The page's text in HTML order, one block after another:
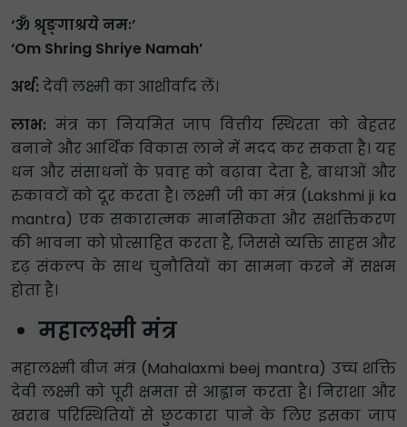
‘ॐ श्रृङ्गाश्रये नमः’
‘Om Shring Shriye Namah’
अर्थ: देवी लक्ष्मी का आशीर्वाद लें।
लाभ: मंत्र का नियमित जाप वित्तीय स्थिरता को बेहतर
बनाने और आर्थिक विकास लाने में मदद कर सकता है। यह
धन और संसाधनों के प्रवाह को बढ़ावा देता है, बाधाओं और
रुकावटों को दूर करता है। लक्ष्मी जी का मंत्र (Lakshmi ji ka
mantra) एक सकारात्मक मानसिकता और सशक्तिकरण
की भावना को प्रोत्साहित करता है, जिससे व्यक्ति साहस और
दृढ़ संकल्प के साथ चुनौतियों का सामना करने में सक्षम
होता है।
महालक्ष्मी मंत्र
महालक्ष्मी बीज मंत्र (Mahalaxmi beej mantra) उच्च शक्ति
देवी लक्ष्मी को पूरी क्षमता से आह्वान करता है। निराशा और
खराब परिस्थितियों से छुटकारा पाने के लिए इसका जाप